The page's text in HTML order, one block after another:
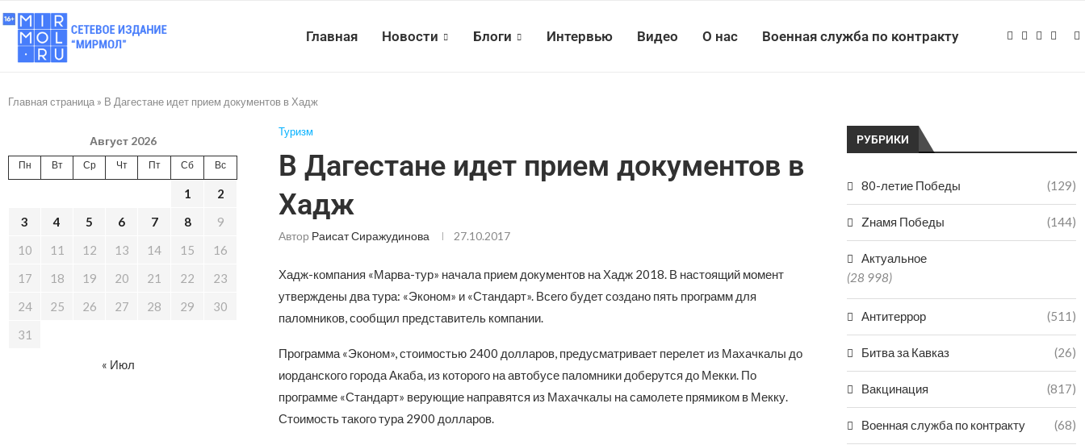
Главная Новости Блоги Интервью Видео О нас Военная служба по контракту
Главная страница » В Дагестане идет прием документов в Хадж
Туризм
В Дагестане идет прием документов в
Хадж
Автор Раисат Сиражудинова 27.10.2017
Хадж-компания «Марва-тур» начала прием документов на Хадж 2018. В настоящий момент
утверждены два тура: «Эконом» и «Стандарт». Всего будет создано пять программ для
паломников, сообщил представитель компании.
Программа «Эконом», стоимостью 2400 долларов, предусматривает перелет из Махачкалы до
иорданского города Акаба, из которого на автобусе паломники доберутся до Мекки. По
программе «Стандарт» верующие направятся из Махачкалы на самолете прямиком в Мекку.
Стоимость такого тура 2900 долларов.
РУБРИКИ
80-летие Победы (129)
Zнамя Победы (144)
Актуальное
(28 998)
Антитеррор (511)
Битва за Кавказ (26)
Вакцинация (817)
Военная служба по контракту (68)
Август 2026
Пн Вт Ср Чт Пт Сб Вс
1
2
3
4 5 6 7 8
9
10
11 12 13 14 15
16
17
18 19 20 21 22
23
24
25 26 27 28 29
30
31
« Июл